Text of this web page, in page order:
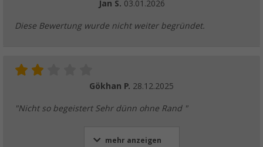
Jan S. 03.01.2026
Diese Bewertung wurde nicht weiter begründet.
Gökhan P. 28.12.2025
"Nicht so begeistert Sehr dünn ohne Rand "
mehr anzeigen